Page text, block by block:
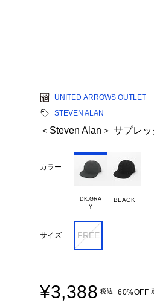
UNITED ARROWS OUTLET
STEVEN ALAN
＜Steven Alan＞ サプレ
カラー
DK.GRA
BLACK
サイズ FREE
¥3,388 税込 60%OFF